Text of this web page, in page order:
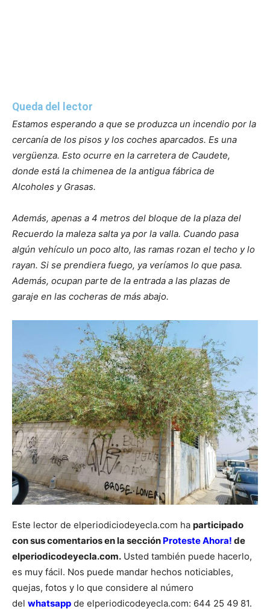
Queda del lector
Estamos esperando a que se produzca un incendio por la
cercanía de los pisos y los coches aparcados. Es una
vergüenza. Esto ocurre en la carretera de Caudete,
donde está la chimenea de la antigua fábrica de
Alcoholes y Grasas.
Además, apenas a 4 metros del bloque de la plaza del
Recuerdo la maleza salta ya por la valla. Cuando pasa
algún vehículo un poco alto, las ramas rozan el techo y lo
rayan. Si se prendiera fuego, ya veríamos lo que pasa.
Además, ocupan parte de la entrada a las plazas de
garaje en las cocheras de más abajo.
Este lector de elperiodiciodeyecla.com ha participado
con sus comentarios en la sección Proteste Ahora! de
elperiodicodeyecla.com. Usted también puede hacerlo,
es muy fácil. Nos puede mandar hechos noticiables,
quejas, fotos y lo que considere al número
del whatsapp de elperiodicodeyecla.com: 644 25 49 81.